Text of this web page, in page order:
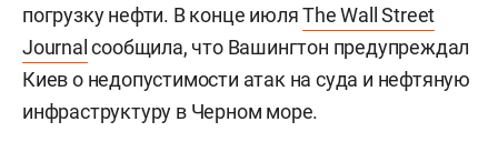
погрузку нефти. В конце июляThe Wall Street
Journal сообщила, что Вашингтон предупреждал
Киев о недопустимости атак на суда и нефтяную
инфраструктуру в Черном море.